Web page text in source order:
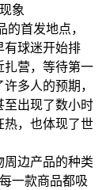
象
首发地点，
有球迷开始排
扎营，等待第一
多人的预期，
出现了数小时
热，也体现了世
边产品的种类
一款商品都吸